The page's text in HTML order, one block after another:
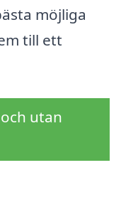
möjliga
till ett
utan